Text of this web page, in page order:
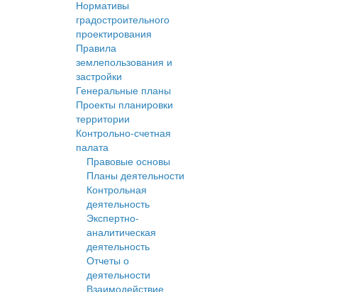
Нормативы
градостроительного
проектирования
Правила
землепользования и
застройки
Генеральные планы
Проекты планировки
территории
Контрольно-счетная
палата
Правовые основы
Планы деятельности
Контрольная
деятельность
Экспертно-
аналитическая
деятельность
Отчеты о
деятельности
Взаимодействие